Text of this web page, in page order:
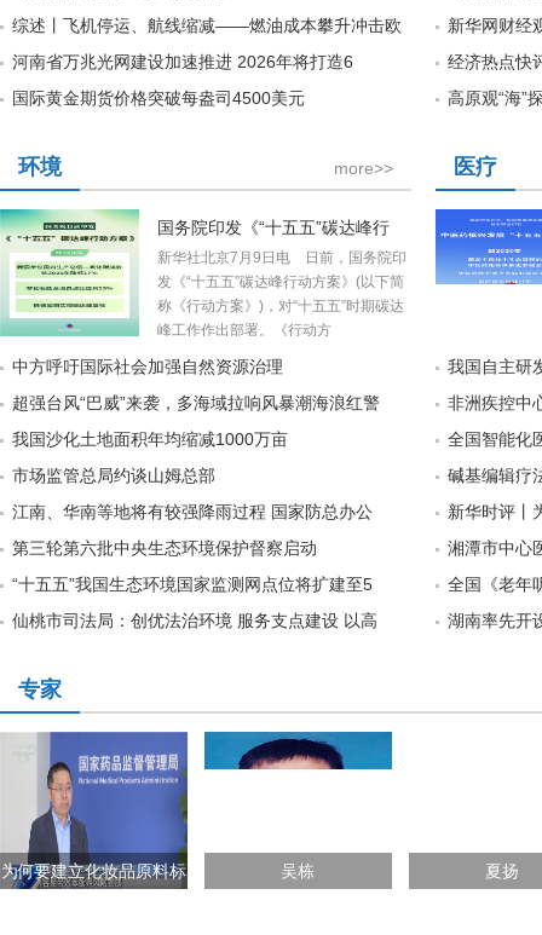
综述丨飞机停运、航线缩减——燃油成本攀升冲击欧
河南省万兆光网建设加速推进 2026年将打造6
国际黄金期货价格突破每盎司4500美元
新华网财经
经济热点快
高原观“海”
more>>
环境
国务院印发《“十五五”碳达峰行
新华社北京7月9日电 日前，国务院印
发《“十五五”碳达峰行动方案》(以下简
称《行动方案》)，对“十五五”时期碳达
峰工作作出部署。《行动方
中方呼吁国际社会加强自然资源治理
超强台风“巴威”来袭，多海域拉响风暴潮海浪红警
我国沙化土地面积年均缩减1000万亩
市场监管总局约谈山姆总部
江南、华南等地将有较强降雨过程 国家防总办公
第三轮第六批中央生态环境保护督察启动
“十五五”我国生态环境国家监测网点位将扩建至5
仙桃市司法局：创优法治环境 服务支点建设 以高
医疗
我国自主研
非洲疾控中
全国智能化
碱基编辑疗
新华时评丨
湘潭市中心
全国《老年
湖南率先开
专家
为何要建立化妆品原料标 吴栋 夏扬